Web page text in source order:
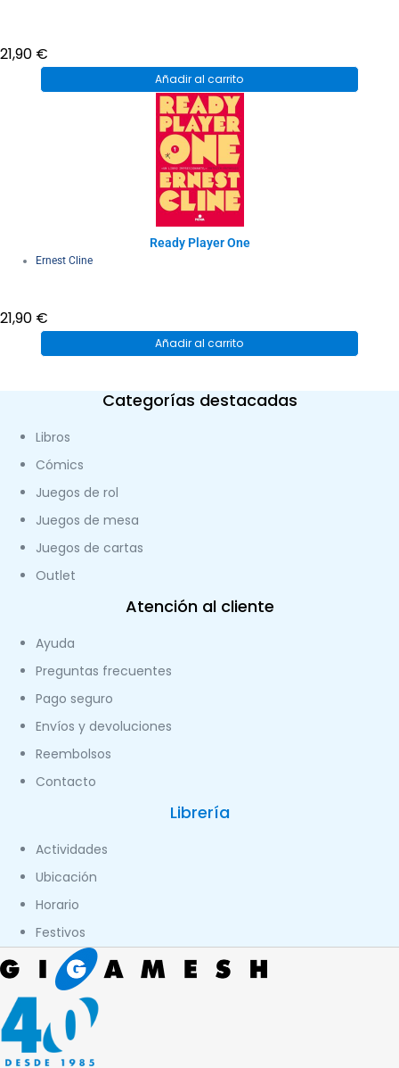
21,90 €
Añadir al carrito
Ready Player One
Ernest Cline
21,90 €
Añadir al carrito
Categorías destacadas
Libros
Cómics
Juegos de rol
Juegos de mesa
Juegos de cartas
Outlet
Atención al cliente
Ayuda
Preguntas frecuentes
Pago seguro
Envíos y devoluciones
Reembolsos
Contacto
Librería
Actividades
Ubicación
Horario
Festivos